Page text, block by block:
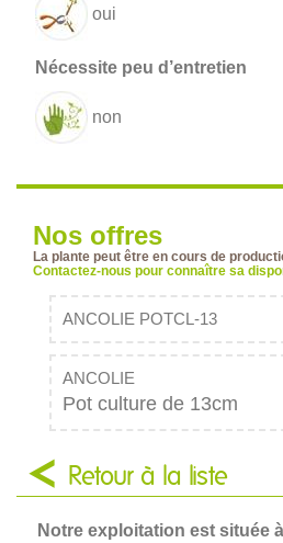
oui
non
Nos offres
La plante peut être en cours de
Contactez-nous pour connaître sa
ANCOLIE POTCL-13
ANCOLIE
Pot culture de 13cm
Retour à la liste
Notre exploitation est située